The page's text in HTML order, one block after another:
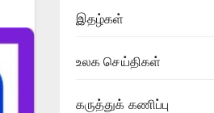
இதழ்கள்
உலக செய்திகள்
கருத்துக் கணிப்பு